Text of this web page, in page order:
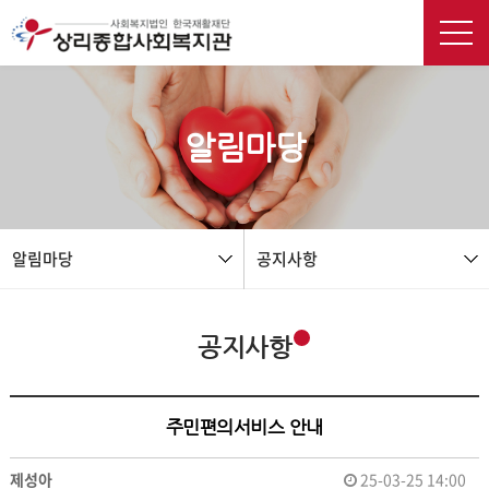
알림마당
알림마당 공지사항
공지사항
주민편의서비스 안내
제성아 25-03-25 14:00